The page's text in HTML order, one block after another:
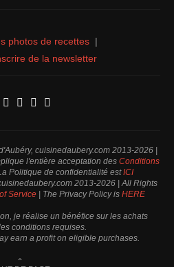
photos de recettes |
de la newsletter
cuisinedaubery.com 2013-2026 |
l'entière acceptation des Conditions
Politique de confidentialité estICI
2013-2026 | All Rights
Service | The Privacy Policy is HERE
je réalise un bénéfice sur les achats
conditions requises.
earn a profit on eligible purchases.
⌃